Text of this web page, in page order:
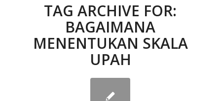
TAG ARCHIVE FOR:
BAGAIMANA
MENENTUKAN SKALA
UPAH